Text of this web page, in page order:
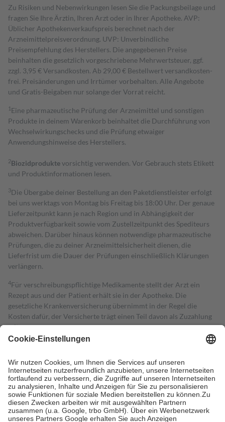
Zu Risiken und Nebenwirkungen lesen Sie die Packungsbeilage und
fragen Sie Ihre Ärztin, Ihren Arzt oder in Ihrer Apotheke. AVP:
Üblicher Apothekenverkaufspreis berechnet nach der
Arzneimittelpreisverordnung. UVP: Unverbindliche
Preisempfehlung des Herstellers. Die angegebenen Preise
beinhalten die gesetzlich vorgeschriebene Mehrwertsteuer, ggf.
zzgl. 3,95 € Versandkosten. Ab 29,00 € Bestell­wert versand­kosten­
frei. Preisänderungen und Irrtümer vorbehalten. Alle Angebote
und Gratis-Beigaben nur solange der Vorrat reicht.
1 Eine pharmazeutische Prüfung der Arzneimittel und sonstigen
Produkte in deinem Warenkorb beinhaltet die Durchführung von
Wechselwirkungschecks und die Prüfung etwaiger
Anwendungshinweise des Herstellers.
2Biozidproduktevorsichtig verwenden. Vor Gebrauch stets Etikett
und Produktinformationen lesen.
3Die Übergabe deiner Bestellung an den Paketdienstleister erfolgt
bei uns werktags von Montag bis Freitag bis 18:00 Uhr. Der genaue
Lieferzeitpunkt kann je nach Region und in Abhängigkeit der
Produktverfügbarkeit sowie vom Zustellzeitpunkt des Spediteurs
abweichen. Darüber hinaus können notwendige pharmazeutische
Prüfungen, die zu deiner Arzneimittelsicherheit dienen, die
Lieferfrist um die Dauer der Prüfungen einschließlich Klärungen
verlängern.
4Für verschreibungspflichtige Medikamente stellt der Arzt ein
Rezept aus und der Patient erhält sie in der Apotheke. Die
gesetzliche Krankenversicherung übernimmt in der Regel die
Kosten dafür, der Versicherte trägt einen Teil davon als Zuzahlung
mit.
Grundsätzlich leisten Mitglieder Zuzahlungen in Höhe von zehn
höchstens zehn Euro.
Es sind jedoch nie mehr als die tatsächlichen
Kosten der Leistung zu entrichten.
Diese Regeln gelten grundsätzlich auch für Online-Apotheken.
Bei Heilmitteln und häuslicher Krankenpflege beträgt die
Zuzahlung zehn Prozent der Kosten sowie zehn Euro je
Verordnung.